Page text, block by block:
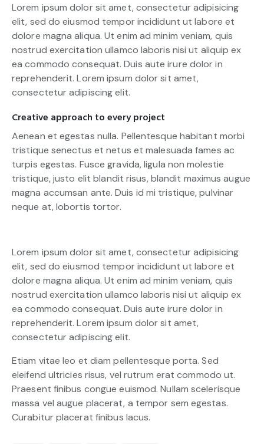
Lorem ipsum dolor sit amet, consectetur adipisicing
elit, sed do eiusmod tempor incididunt ut labore et
dolore magna aliqua. Ut enim ad minim veniam, quis
nostrud exercitation ullamco laboris nisi ut aliquip ex
ea commodo consequat. Duis aute irure dolor in
reprehenderit. Lorem ipsum dolor sit amet,
consectetur adipiscing elit.
Creative approach to every project
Aenean et egestas nulla. Pellentesque habitant morbi
tristique senectus et netus et malesuada fames ac
turpis egestas. Fusce gravida, ligula non molestie
tristique, justo elit blandit risus, blandit maximus augue
magna accumsan ante. Duis id mi tristique, pulvinar
neque at, lobortis tortor.
t
e
t
l
i
t
a
a
s
g
u
b
Lorem ipsum dolor sit amet, consectetur adipisicing
elit, sed do eiusmod tempor incididunt ut labore et
dolore magna aliqua. Ut enim ad minim veniam, quis
nostrud exercitation ullamco laboris nisi ut aliquip ex
ea commodo consequat. Duis aute irure dolor in
reprehenderit. Lorem ipsum dolor sit amet,
consectetur adipiscing elit.
Etiam vitae leo et diam pellentesque porta. Sed
eleifend ultricies risus, vel rutrum erat commodo ut.
Praesent finibus congue euismod. Nullam scelerisque
massa vel augue placerat, a tempor sem egestas.
Curabitur placerat finibus lacus.